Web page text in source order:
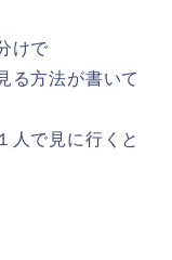
けで
る方法が書いて
人で見に行くと